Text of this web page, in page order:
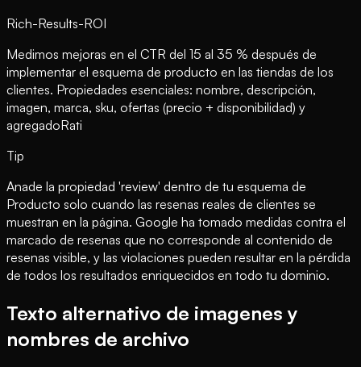
Rich-Results-ROI
Medimos mejoras en el CTR del 15 al 35 % después de
implementar el esquema de producto en las tiendas de los
clientes. Propiedades esenciales: nombre, descripción,
imagen, marca, sku, ofertas (precio + disponibilidad) y
agregadoRati
Tip
Anade la propiedad 'review' dentro de tu esquema de
Producto solo cuando las resenas reales de clientes se
muestran en la página. Google ha tomado medidas contra el
marcado de resenas que no corresponde al contenido de
resenas visible, y las violaciones pueden resultar en la pérdida
de todos los resultados enriquecidos en todo tu dominio.
Texto alternativo de imagenes y
nombres de archivo